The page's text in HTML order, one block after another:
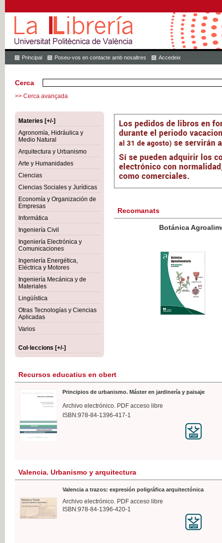
Principal Poseu-vos en contacte amb nosaltres Accedeix
Cerca
>> Cerca avançada
Materies [+/-]
Agronomía, Hidráulica y
Medio Natural
Arquitectura y Urbanismo
Arte y Humanidades
Ciencias
Ciencias Sociales y Jurídicas
Economía y Organización de
Empresas
Informática
Ingeniería Civil
Ingeniería Electrónica y
Comunicaciones
Ingeniería Energética,
Eléctrica y Motores
Ingeniería Mecánica y de
Materiales
Lingüística
Otras Tecnologías y Ciencias
Aplicadas
Varios
Col·leccions [+/-]
Recomanats
Botánica Agroalimentaria
Recursos educatius en obert
Principios de urbanismo. Máster en jardinería y paisaje
Archivo electrónico. PDF acceso libre
ISBN:978-84-1396-417-1
Valencia. Urbanismo y arquitectura
Valencia a trazos: expresión poligráfica arquitectónica
Archivo electrónico. PDF acceso libre
ISBN:978-84-1396-420-1